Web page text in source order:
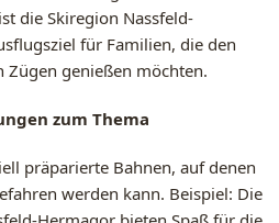
die Skiregion Nassfeld-
für Familien, die den
genießen möchten.
zum Thema
präparierte Bahnen, auf denen
werden kann. Beispiel: Die